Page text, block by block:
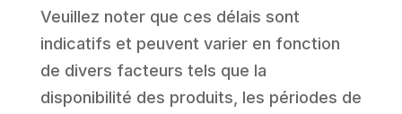
Veuillez noter que ces délais sont
indicatifs et peuvent varier en fonction
de divers facteurs tels que la
disponibilité des produits, les périodes de